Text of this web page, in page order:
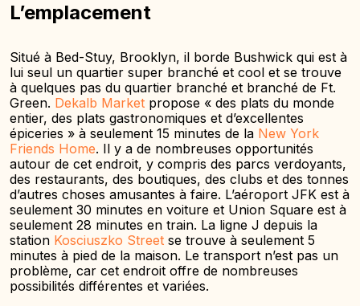
L’emplacement
Situé à Bed-Stuy, Brooklyn, il borde Bushwick qui est à
lui seul un quartier super branché et cool et se trouve
à quelques pas du quartier branché et branché de Ft.
Green. Dekalb Market propose « des plats du monde
entier, des plats gastronomiques et d’excellentes
épiceries » à seulement 15 minutes de la New York
Friends Home. Il y a de nombreuses opportunités
autour de cet endroit, y compris des parcs verdoyants,
des restaurants, des boutiques, des clubs et des tonnes
d’autres choses amusantes à faire. L’aéroport JFK est à
seulement 30 minutes en voiture et Union Square est à
seulement 28 minutes en train. La ligne J depuis la
station Kosciuszko Street se trouve à seulement 5
minutes à pied de la maison. Le transport n’est pas un
problème, car cet endroit offre de nombreuses
possibilités différentes et variées.